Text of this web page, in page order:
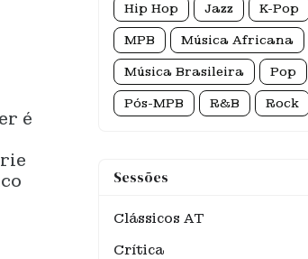
é
Hip Hop Jazz K-Pop
MPB Música Africana
Música Brasileira Pop
Pós-MPB R&B Rock
Sessões
Clássicos AT
Crítica